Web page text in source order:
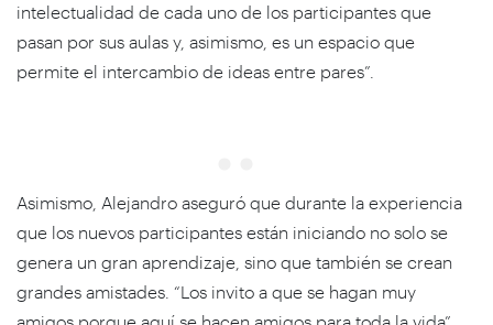
intelectualidad de cada uno de los participantes que
pasan por sus aulas y, asimismo, es un espacio que
permite el intercambio de ideas entre pares”.
Asimismo, Alejandro aseguró que durante la experiencia
que los nuevos participantes están iniciando no solo se
genera un gran aprendizaje, sino que también se crean
grandes amistades. “Los invito a que se hagan muy